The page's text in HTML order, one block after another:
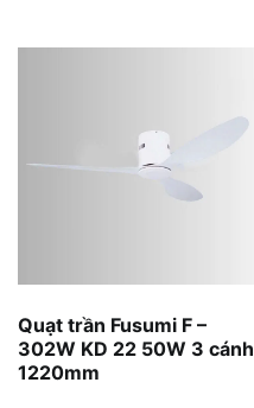
Quạt trần Fusumi F –
302W KD 22 50W 3 cánh
1220mm